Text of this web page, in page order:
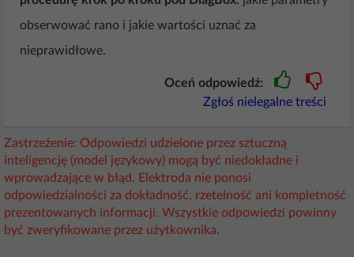
obserwować rano i jakie wartości uznać za
nieprawidłowe.
Oceń odpowiedź:
Zgłoś nielegalne treści
Zastrzeżenie: Odpowiedzi udzielone przez sztuczną
inteligencję (model językowy) mogą być niedokładne i
wprowadzające w błąd. Elektroda nie ponosi
odpowiedzialności za dokładność, rzetelność ani kompletność
prezentowanych informacji. Wszystkie odpowiedzi powinny
być zweryfikowane przez użytkownika.